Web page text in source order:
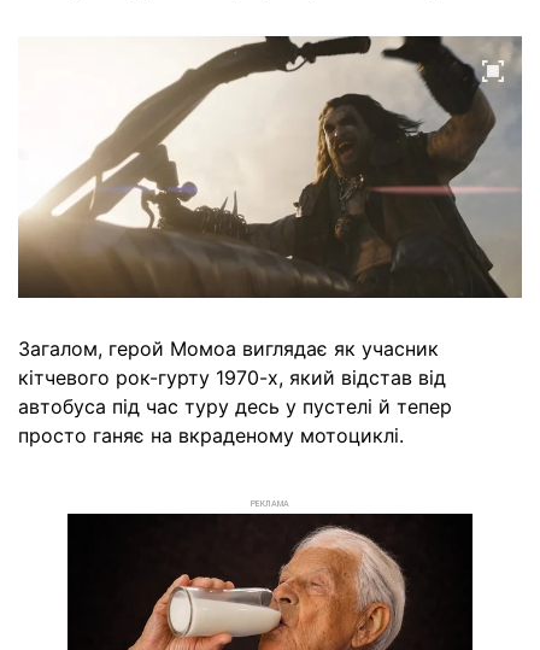
Загалом, герой Момоа виглядає як учасник
кітчевого рок-гурту 1970-х, який відстав від
автобуса під час туру десь у пустелі й тепер
просто ганяє на вкраденому мотоциклі.
РЕКЛАМА